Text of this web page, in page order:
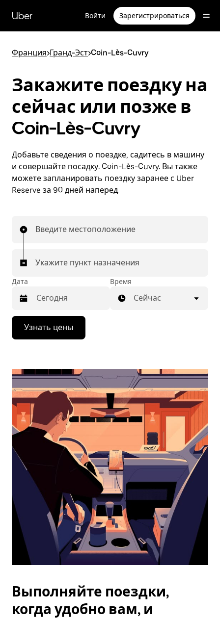
перейти
к
Uber Войти Зарегистрироваться
Франция>Гранд-Эст>Coin-Lès-Cuvry
Закажите поездку на
сейчас или позже в
Coin-Lès-Cuvry
Добавьте сведения о поездке, садитесь в машину
и совершайте посадку. Coin-Lès-Cuvry. Вы также
можете запланировать поездку заранее с Uber
Reserve за 90 дней наперед.
Введите местоположение
Укажите пункт назначения
Дата
Нажмите
стрелку
вниз,
календарю
выбрать
дату.
Чтобы
закрыть
календарь,
нажмите
Esc.
Время
Сейчас
Узнать цены
Выполняйте поездки,
когда удобно вам, и